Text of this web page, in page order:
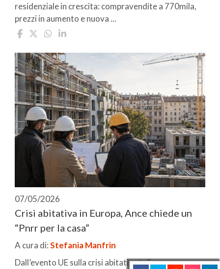
residenziale in crescita: compravendite a 770mila,
prezzi in aumento e nuova ...
07/05/2026
Crisi abitativa in Europa, Ance chiede un
“Pnrr per la casa”
A cura di:Stefania Manfrin
Dall’evento UE sulla crisi abitativa in Europa emerge